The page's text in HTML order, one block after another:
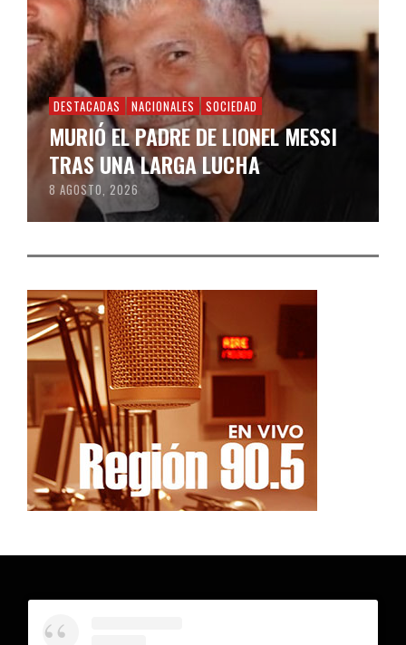
DESTACADAS NACIONALES SOCIEDAD
MURIÓ EL PADRE DE LIONEL MESSI
TRAS UNA LARGA LUCHA
8 AGOSTO, 2026